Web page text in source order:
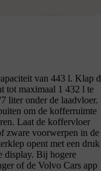
van 443 l. Klap
tot maximaal 1 432 l te
liter onder de laadvloer.
om de kofferruimte
Laat de koffervloer
zware voorwerpen in de
opent met een druk
display. Bij hogere
of de Volvo Cars app